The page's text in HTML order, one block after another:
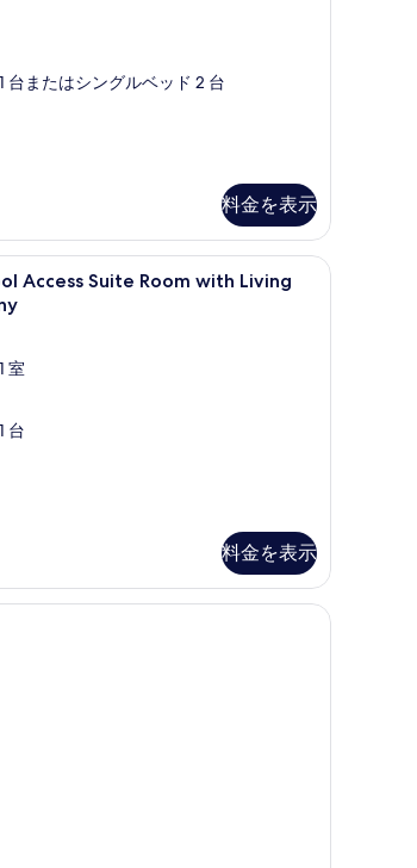
台またはシングルベッド 2 台
料金を表示
ボックス (室内)、デスク、可動式ベッド
ミニバー、セーフティボックス (室内)、デス
Access Suite Room with Living
室
台
料金を表示